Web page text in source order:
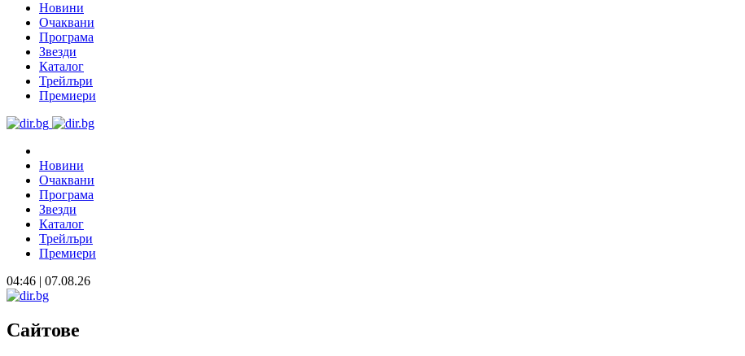
Новини
Очаквани
Програма
Звезди
Каталог
Трейлъри
Премиери
Новини
Очаквани
Програма
Звезди
Каталог
Трейлъри
Премиери
04:46 | 07.08.26
Сайтове